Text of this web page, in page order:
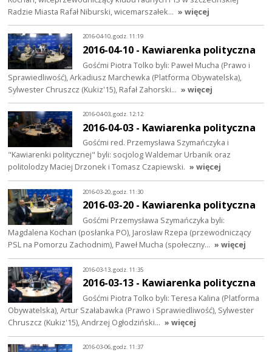
Radzie Miasta Rafał Niburski, wicemarszałek… » więcej
2016-04-10, godz. 11:19
2016-04-10 - Kawiarenka polityczna
Gośćmi Piotra Tolko byli: Paweł Mucha (Prawo i
Sprawiedliwość), Arkadiusz Marchewka (Platforma Obywatelska),
Sylwester Chruszcz (Kukiz'15), Rafał Zahorski… » więcej
2016-04-03, godz. 12:12
2016-04-03 - Kawiarenka polityczna
Gośćmi red. Przemysława Szymańczyka i
"Kawiarenki politycznej" byli: socjolog Waldemar Urbanik oraz
politolodzy Maciej Drzonek i Tomasz Czapiewski. » więcej
2016-03-20, godz. 11:30
2016-03-20 - Kawiarenka polityczna
Gośćmi Przemysława Szymańczyka byli:
Magdalena Kochan (posłanka PO), Jarosław Rzepa (przewodniczący
PSL na Pomorzu Zachodnim), Paweł Mucha (społeczny… » więcej
2016-03-13, godz. 11:35
2016-03-13 - Kawiarenka polityczna
Gośćmi Piotra Tolko byli: Teresa Kalina (Platforma
Obywatelska), Artur Szałabawka (Prawo i Sprawiedliwość), Sylwester
Chruszcz (Kukiz'15), Andrzej Ogłodziński… » więcej
2016-03-06, godz. 11:37